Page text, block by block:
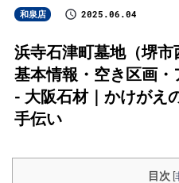
和泉店 2025.06.04
浜寺石津町墓地（堺市
基本情報・空き区画
- 大阪石材｜かけがえ
手伝い
目次